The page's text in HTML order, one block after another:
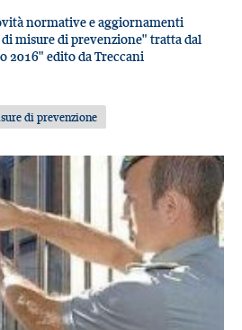
normative e aggiornamenti
misure di prevenzione" tratta dal
2016" edito da Treccani
di prevenzione